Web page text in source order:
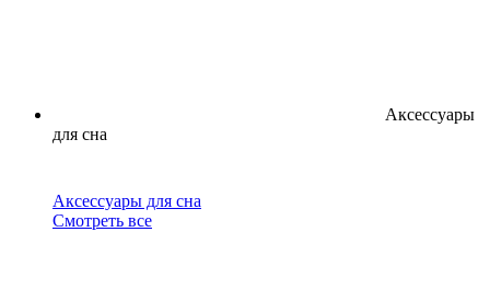
Аксессуары
для сна
Аксессуары для сна
Смотреть все